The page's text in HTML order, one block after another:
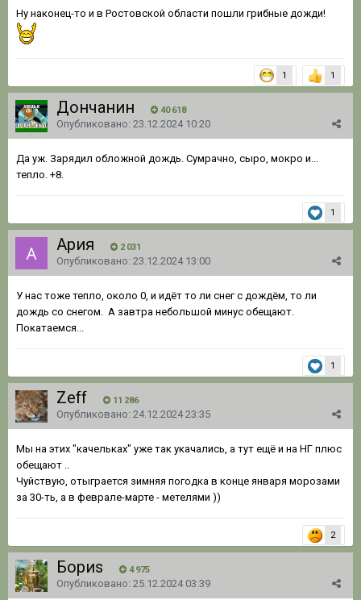
Ну наконец-то и в Ростовской области пошли грибные дожди!
1 1
Дончанин 40 618
Опубликовано: 23.12.2024 10:20
Да уж. Зарядил обложной дождь. Сумрачно, сыро, мокро и...
тепло. +8.
1
Ария 2 031
Опубликовано: 23.12.2024 13:00
У нас тоже тепло, около 0, и идёт то ли снег с дождём, то ли
дождь со снегом. А завтра небольшой минус обещают.
Покатаемся...
1
Zeff 11 286
Опубликовано: 24.12.2024 23:35
Мы на этих "качельках" уже так укачались, а тут ещё и на НГ плюс
обещают ..
Чуйствую, отыграется зимняя погодка в конце января морозами
за 30-ть, а в феврале-марте - метелями ))
2
Бориs 4 975
Опубликовано: 25.12.2024 03:39